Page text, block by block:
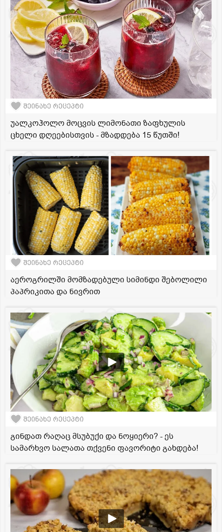
შეინახე რეცეპტი
უალკოჰოლო მოცვის ლიმონათი ზაფხულის
ცხელი დღეებისთვის - მზადდება 15 წუთში!
შეინახე რეცეპტი
აეროგრილში მომზადებული სიმინდი შებოლილი
პაპრიკითა და ნივრით
შეინახე რეცეპტი
გინდათ რაღაც მსუბუქი და ნოყიერი? - ეს
სამარხვო სალათა თქვენი ფავორიტი გახდება!